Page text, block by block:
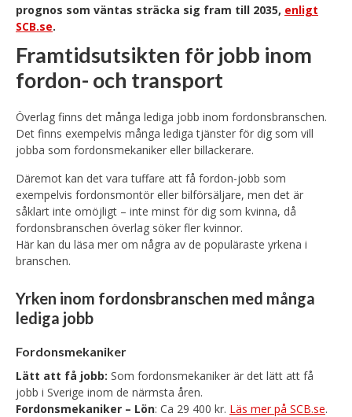
prognos som väntas sträcka sig fram till 2035, enligt
SCB.se.
Framtidsutsikten för jobb inom
fordon- och transport
Överlag finns det många lediga jobb inom fordonsbranschen.
Det finns exempelvis många lediga tjänster för dig som vill
jobba som fordonsmekaniker eller billackerare.
Däremot kan det vara tuffare att få fordon-jobb som
exempelvis fordonsmontör eller bilförsäljare, men det är
såklart inte omöjligt – inte minst för dig som kvinna, då
fordonsbranschen överlag söker fler kvinnor.
Här kan du läsa mer om några av de populäraste yrkena i
branschen.
Yrken inom fordonsbranschen med många
lediga jobb
Fordonsmekaniker
Lätt att få jobb: Som fordonsmekaniker är det lätt att få
jobb i Sverige inom de närmsta åren.
Fordonsmekaniker – Lön: Ca 29 400 kr. Läs mer på SCB.se.